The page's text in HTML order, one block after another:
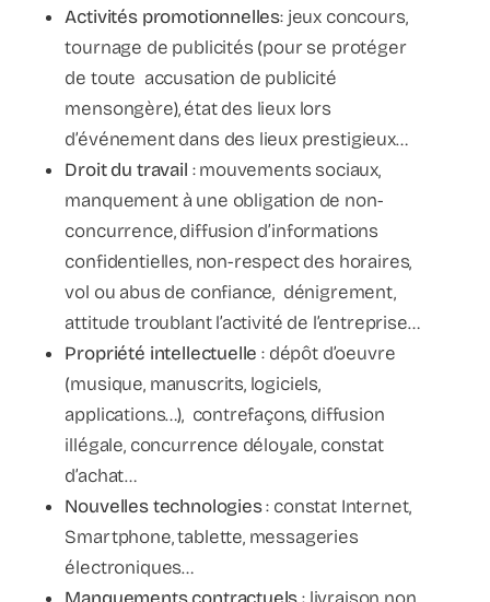
Activités promotionnelles: jeux concours,
tournage de publicités (pour se protéger
de toute accusation de publicité
mensongère), état des lieux lors
d’événement dans des lieux prestigieux…
Droit du travail : mouvements sociaux,
manquement à une obligation de non-
concurrence, diffusion d’informations
confidentielles, non-respect des horaires,
vol ou abus de confiance, dénigrement,
attitude troublant l’activité de l’entreprise…
Propriété intellectuelle : dépôt d’oeuvre
(musique, manuscrits, logiciels,
applications…), contrefaçons, diffusion
illégale, concurrence déloyale, constat
d’achat…
Nouvelles technologies: constat Internet,
Smartphone, tablette, messageries
électroniques…